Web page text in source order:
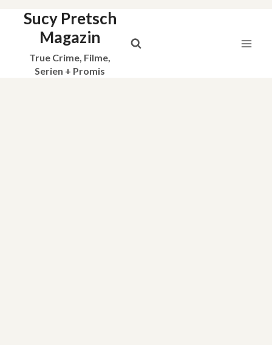
Sucy Pretsch
Magazin
True Crime, Filme,
Serien + Promis